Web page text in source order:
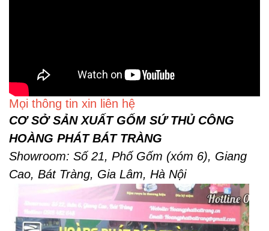
Mọi thông tin xin liên hệ
CƠ SỞ SẢN XUẤT GỐM SỨ THỦ CÔNG
HOÀNG PHÁT BÁT TRÀNG
Showroom: Số 21, Phố Gốm (xóm 6), Giang
Cao, Bát Tràng, Gia Lâm, Hà Nội